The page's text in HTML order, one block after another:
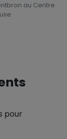
au Centre
pour